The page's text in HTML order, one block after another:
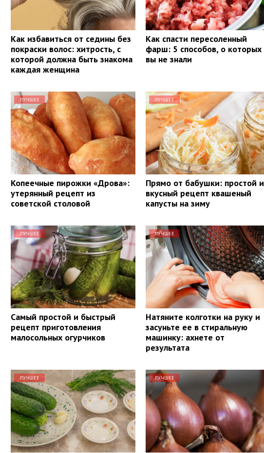
Как избавиться от седины без
покраски волос: хитрость, с
которой должна быть знакома
каждая женщина
Как спасти пересоленный
фарш: 5 способов, о которых
вы не знали
ЛУЧШЕЕ
Копеечные пирожки «Дрова»:
утерянный рецепт из
советской столовой
ЛУЧШЕЕ
Прямо от бабушки: простой и
вкусный рецепт квашеный
капусты на зиму
ЛУЧШЕЕ
Самый простой и быстрый
рецепт приготовления
малосольных огурчиков
ЛУЧШЕЕ
Натяните колготки на руку и
засуньте ее в стиральную
машинку: ахнете от
результата
ЛУЧШЕЕ ЛУЧШЕЕ